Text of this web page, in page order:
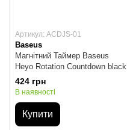
Артикул: ACDJS-01
Baseus
Магнітний Таймер Baseus
Heyo Rotation Countdown black
424 грн
В наявності
Купити